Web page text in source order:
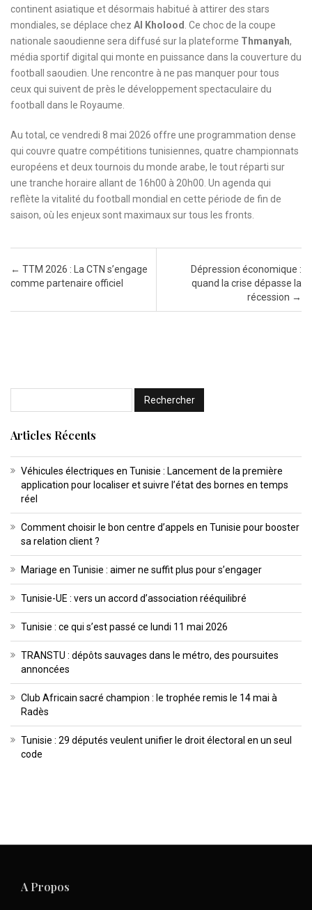
continent asiatique et désormais habitué à attirer des stars
mondiales, se déplace chez Al Kholood . Ce choc de la coupe
nationale saoudienne sera diffusé sur la plateforme Thmanyah,
média sportif digital qui monte en puissance dans la couverture du
football saoudien. Une rencontre à ne pas manquer pour tous
ceux qui suivent de près le développement spectaculaire du
football dans le Royaume.
Au total, ce vendredi 8 mai 2026 offre une programmation dense
qui couvre quatre compétitions tunisiennes, quatre championnats
européens et deux tournois du monde arabe, le tout réparti sur
une tranche horaire allant de 16h00 à 20h00. Un agenda qui
reflète la vitalité du football mondial en cette période de fin de
saison, où les enjeux sont maximaux sur tous les fronts.
Post navigation
← TTM 2026 : La CTN s’engage
comme partenaire officiel
Dépression économique :
quand la crise dépasse la
récession →
Articles Récents
Véhicules électriques en Tunisie : Lancement de la première
application pour localiser et suivre l’état des bornes en temps
réel
Comment choisir le bon centre d’appels en Tunisie pour booster
sa relation client ?
Mariage en Tunisie : aimer ne suffit plus pour s’engager
Tunisie-UE : vers un accord d’association rééquilibré
Tunisie : ce qui s’est passé ce lundi 11 mai 2026
TRANSTU : dépôts sauvages dans le métro, des poursuites
annoncées
Club Africain sacré champion : le trophée remis le 14 mai à
Radès
Tunisie : 29 députés veulent unifier le droit électoral en un seul
code
A Propos